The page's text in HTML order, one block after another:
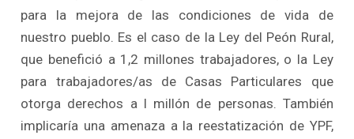
para la mejora de las condiciones de vida de
nuestro pueblo. Es el caso de la Ley del Peón Rural,
que benefició a 1,2 millones trabajadores, o la Ley
para trabajadores/as de Casas Particulares que
otorga derechos a l millón de personas. También
implicaría una amenaza a la reestatización de YPF,